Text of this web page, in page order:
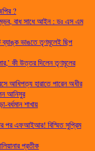
?
বাধ সাধে আইন : ডঃ এস এম
ভাঙতে তৃণমূলেই ছিপ
কী উত্তর দিলেন তৃণমূলের
আধিপত্য হারাতে পারেন অধীর
আনিসুর
বর্ধমান শাখায়
পর এফআইআর! বিস্মিত সুপ্রিম
প্রতীক